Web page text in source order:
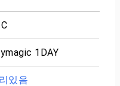
1DAY
있음